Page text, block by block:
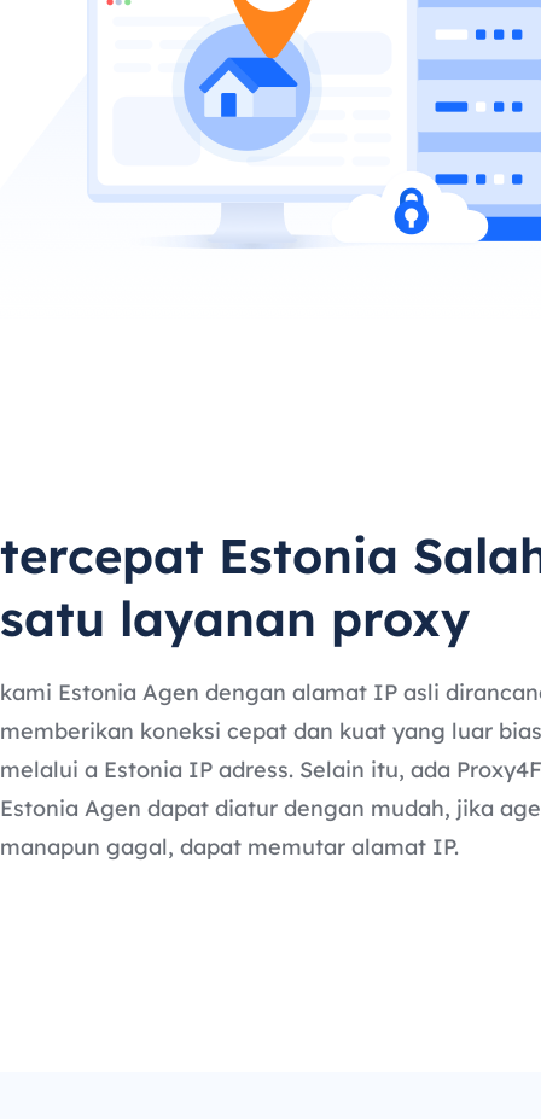
tercepat Estonia
satu layanan proxy
kami Estonia Agen dengan alamat IP asli
memberikan koneksi cepat dan kuat yang luar
melalui a Estonia IP adress. Selain itu, ada
Estonia Agen dapat diatur dengan mudah, jika
manapun gagal, dapat memutar alamat IP.